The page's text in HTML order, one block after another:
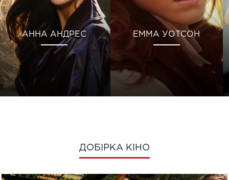
АННА АНДРЕС ЕММА УОТСОН
ДОБІРКА КІНО